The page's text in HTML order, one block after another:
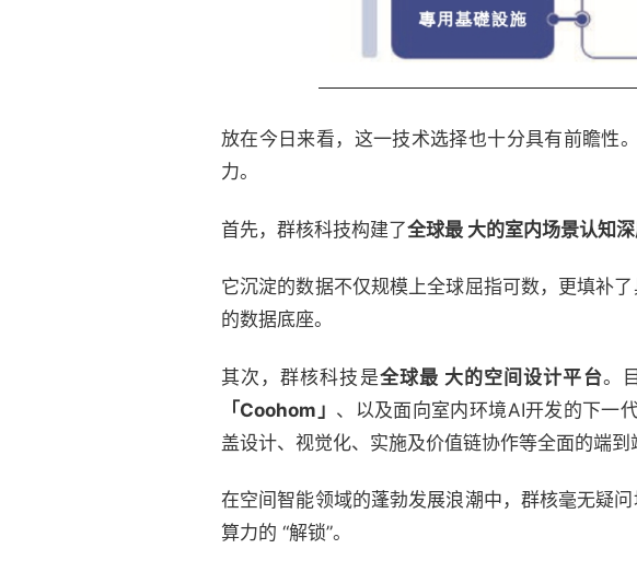
放在今日来看，这一技术选择也十分具有前瞻性
力。
首先，群核科技构建了全球最 大的室内场景认知
它沉淀的数据不仅规模上全球屈指可数，更填补
的数据底座。
其次，群核科技是全球最 大的空间设计平台。
「Coohom」 、以及面向室内环境AI开发的下一
盖设计、视觉化、实施及价值链协作等全面的端到
在空间智能领域的蓬勃发展浪潮中，群核毫无疑
算力的 “解锁”。